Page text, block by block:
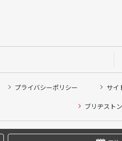
プライバシーポリシー サイ
ブリヂスト
Copyright © 2024 Bridgestone
ピット作業の予約
望のクローク契約会員の方はこちらを
はご利用いただけません